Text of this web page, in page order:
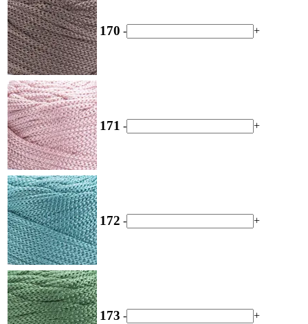
170 - +
171 - +
172 - +
173 - +